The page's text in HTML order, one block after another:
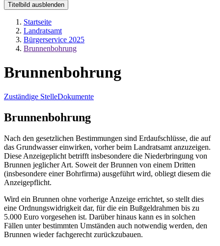
Titelbild ausblenden
Startseite
Landratsamt
Bürgerservice 2025
Brunnenbohrung
Brunnenbohrung
Zuständige StelleDokumente
Brunnenbohrung
Nach den gesetzlichen Bestimmungen sind Erdaufschlüsse, die auf
das Grundwasser einwirken, vorher beim Landratsamt anzuzeigen.
Diese Anzeigeplicht betrifft insbesondere die Niederbringung von
Brunnen jeglicher Art. Soweit der Brunnen von einem Dritten
(insbesondere einer Bohrfirma) ausgeführt wird, obliegt diesem die
Anzeigepflicht.
Wird ein Brunnen ohne vorherige Anzeige errichtet, so stellt dies
eine Ordnungswidrigkeit dar, für die ein Bußgeldrahmen bis zu
5.000 Euro vorgesehen ist. Darüber hinaus kann es in solchen
Fällen unter bestimmten Umständen auch notwendig werden, den
Brunnen wieder fachgerecht zurückzubauen.